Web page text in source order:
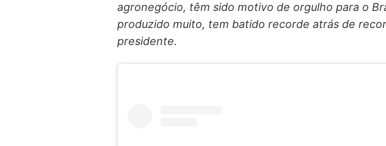
agronegócio, têm sido motivo de orgulho para o
produzido muito, tem batido recorde atrás de
presidente.